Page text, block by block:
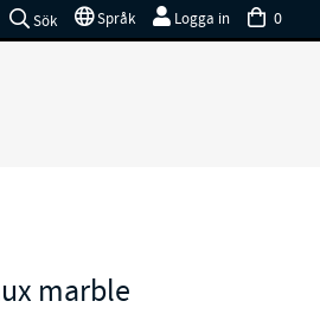
0
Logga in
Språk
Sök
marble